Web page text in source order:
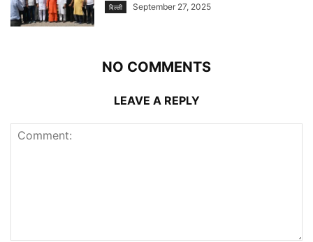
दिल्ली September 27, 2025
NO COMMENTS
LEAVE A REPLY